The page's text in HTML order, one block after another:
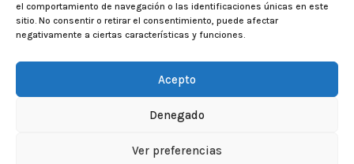
el comportamiento de navegación o las identificaciones únicas en este
sitio. No consentir o retirar el consentimiento, puede afectar
negativamente a ciertas características y funciones.
Acepto
Denegado
Ver preferencias
© 2024 Belinchón & Perille Abogados |